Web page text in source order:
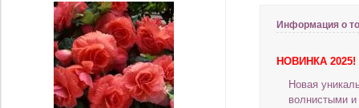
Информация о
НОВИНКА 2025!
Новая
волнистыми